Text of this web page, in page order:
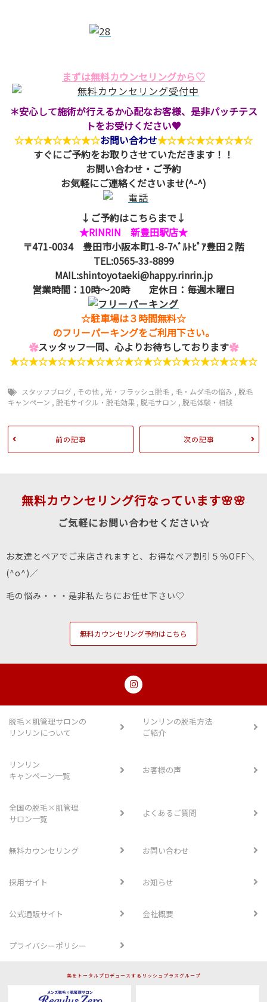
まずは無料カウンセリングから♡
＊安心して施術が行えるか心配なお客様、是非パッチテス
トをお受けください♥
☆★☆★☆★☆★☆お問い合わせ★☆★☆★☆★☆★☆
すぐにご予約をお取りさせていただきます！！
お問い合わせ・ご予約
お気軽にご連絡くださいませ(^-^)
↓ご予約はこちらまで↓
★RINRIN 新豊田駅店★
〒471-0034 豊田市小阪本町1-8-7ﾍﾞﾙﾄﾋﾟｱ豊田２階
TEL:0565-33-8899
MAIL:shintoyotaeki@happy.rinrin.jp
営業時間：10時～20時 定休日：毎週木曜日
☆駐車場は３時間無料☆
のフリーパーキングをご利用下さい。
✿スッタッフ一同、心よりお待ちしております✿
★☆★☆★☆★☆★☆★☆★☆★☆★☆★☆★☆★☆★☆
スタッフブログ , その他 , 光・フラッシュ脱毛 , 毛・ムダ毛の悩み ,脱毛
キャンペーン ,脱毛サイクル・脱毛効果 ,脱毛サロン ,脱毛体験・相談
前の記事 次の記事
無料カウンセリング行なっています🌸🌸
ご気軽にお問い合わせください☆
お友達とペアでご来店されますと、お得なペア割引５％OFF＼
(^o^)／
毛の悩み・・・是非私たちにお任せ下さい♡
無料カウンセリング予約はこちら
脱毛×肌管理サロンの
リンリンについて
リンリンの脱毛方法
ご紹介
リンリン
キャンペーン一覧
お客様の声
全国の脱毛×肌管理
サロン一覧
よくあるご質問
無料カウンセリング お問い合わせ
採用サイト お知らせ
公式通販サイト 会社概要
プライバシーポリシー
美をトータルプロデュースするリッシュプラスグループ